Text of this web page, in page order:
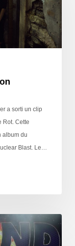
a sorti un clip
Rot. Cette
album du
Blast. Le…